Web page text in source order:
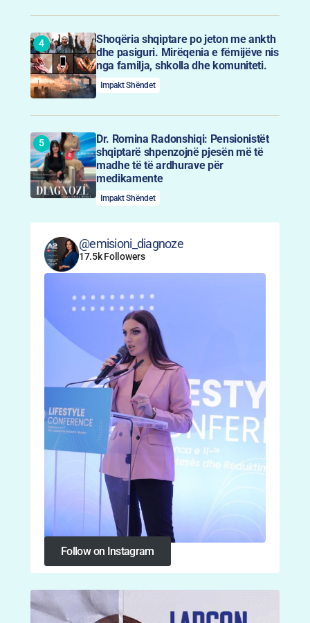
Shoqëria shqiptare po jeton me ankth
dhe pasiguri. Mirëqenia e fëmijëve nis
nga familja, shkolla dhe komuniteti.
Impakt Shëndet
Dr. Romina Radonshiqi: Pensionistët
shqiptarë shpenzojnë pjesën më të
madhe të të ardhurave për
medikamente
Impakt Shëndet
@emisioni_diagnoze
17.5k Followers
Follow on Instagram
Follow on Instagram